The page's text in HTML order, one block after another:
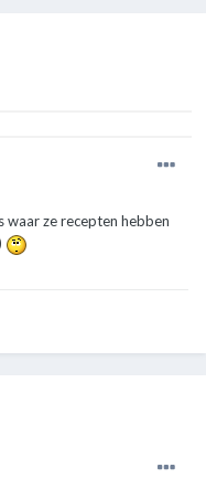
waar ze recepten hebben